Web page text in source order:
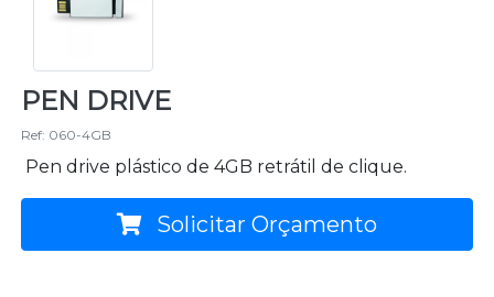
PEN DRIVE
Ref: 060-4GB
Pen drive plástico de 4GB retrátil de clique.
Solicitar Orçamento